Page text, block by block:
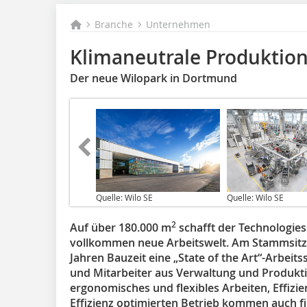
Branche Unternehmen
Klimaneutrale
Der neue Wilopark in Dortmund
Quelle: Wilo SE Quelle: Wilo SE
Auf über 180.000 m2 schafft der
vollkommen neue Arbeitswelt. Am
Jahren Bauzeit eine „State of the Art“-
und Mitarbeiter aus Verwaltung und
ergonomisches und flexibles Arbeiten,
Effizienz optimierten Betrieb kommen auch